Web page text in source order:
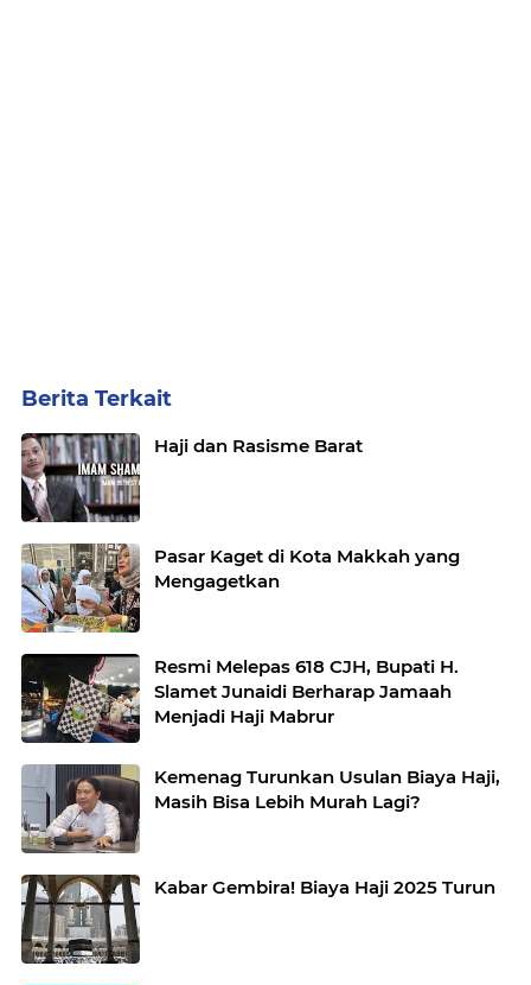
Berita Terkait
Haji dan Rasisme Barat
Pasar Kaget di Kota Makkah yang
Mengagetkan
Resmi Melepas 618 CJH, Bupati H.
Slamet Junaidi Berharap Jamaah
Menjadi Haji Mabrur
Kemenag Turunkan Usulan Biaya Haji,
Masih Bisa Lebih Murah Lagi?
Kabar Gembira! Biaya Haji 2025 Turun